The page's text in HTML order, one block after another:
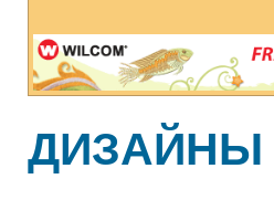
ДИЗАЙНЫ